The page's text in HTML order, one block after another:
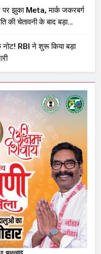
पर झुका Meta, मार्क जकरबर्ग
की चेतावनी के बाद बड़ा
RBI ने शुरू किया बड़ा